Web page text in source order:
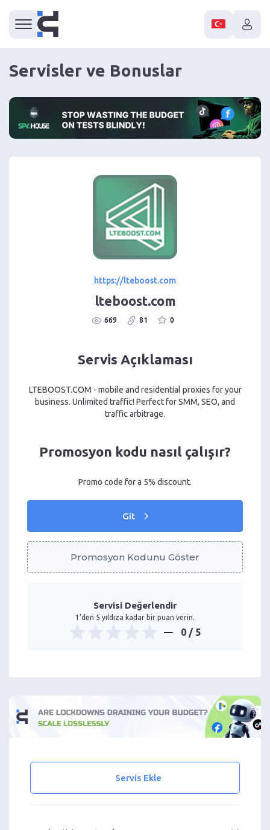
Servisler ve Bonuslar
https://lteboost.com
lteboost.com
669 81 0
Servis Açıklaması
LTEBOOST.COM - mobile and residential proxies for your
business. Unlimited traffic! Perfect for SMM, SEO, and
traffic arbitrage.
Promosyon kodu nasıl çalışır?
Promo code for a 5% discount.
Git
Promosyon Kodunu Göster
Servisi Değerlendir
1’den 5 yıldıza kadar bir puan verin.
0 / 5
Servis Ekle